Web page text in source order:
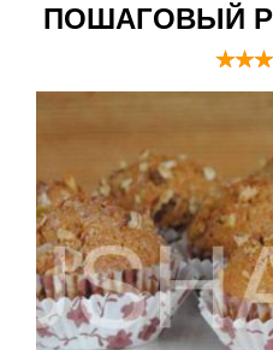
ПОШАГОВЫЙ